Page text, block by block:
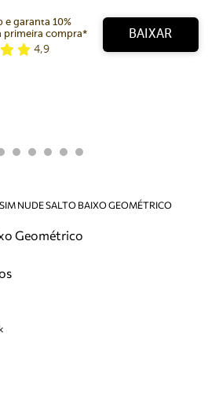
devoluções e mais.
e solicite devoluções.
e garanta 10%
primeira compra*
4,9
BAIXAR
NUDE SALTO BAIXO GEOMÉTRICO
Geométrico